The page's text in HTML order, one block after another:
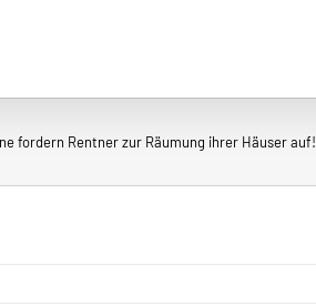
fordern Rentner zur Räumung ihrer Häuser auf!